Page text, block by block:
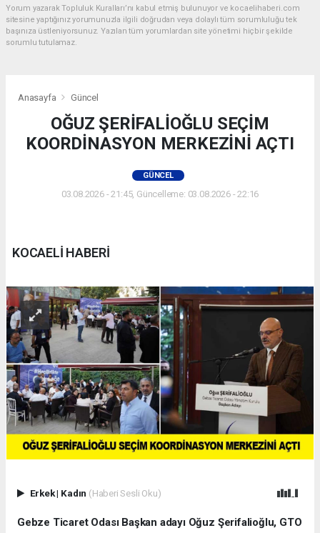
Yorum yazarak Topluluk Kuralları’nı kabul etmiş bulunuyor ve kocaelihaberi.com
sitesine yaptığınız yorumunuzla ilgili doğrudan veya dolaylı tüm sorumluluğu tek
başınıza üstleniyorsunuz. Yazılan tüm yorumlardan site yönetimi hiçbir şekilde
sorumlu tutulamaz.
Anasayfa Güncel
OĞUZ ŞERİFALİOĞLU SEÇİM
KOORDİNASYON MERKEZİNİ AÇTI
GÜNCEL
03.08.2026 - 21:45, Güncelleme: 03.08.2026 - 22:16
KOCAELİ HABERİ
Erkek| Kadın (Haberi Sesli Oku)
Gebze Ticaret Odası Başkan adayı Oğuz Şerifalioğlu, GTO